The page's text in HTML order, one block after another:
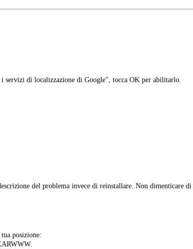
servizi di localizzazione di Google", tocca OK per abilitarlo.
del problema invece di reinstallare. Non dimenticare
posizione: